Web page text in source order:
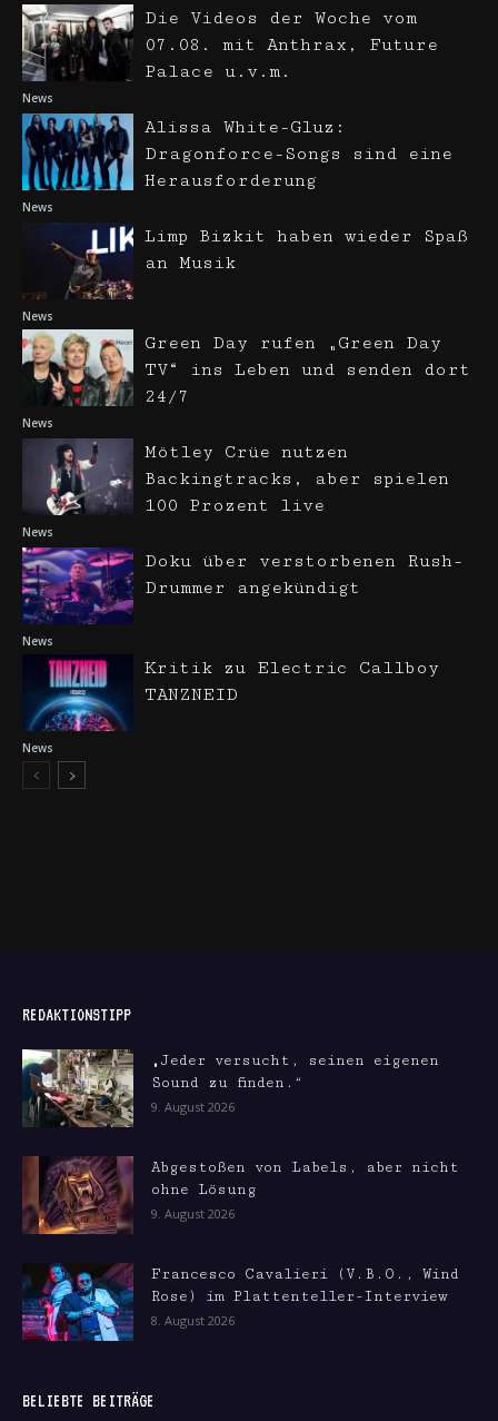
News
Die Videos der Woche vom
07.08. mit Anthrax, Future
Palace u.v.m.
News
Alissa White-Gluz:
Dragonforce-Songs sind eine
Herausforderung
News
Limp Bizkit haben wieder Spaß
an Musik
News
Green Day rufen „Green Day
TV“ ins Leben und senden dort
24/7
News
Mötley Crüe nutzen
Backingtracks, aber spielen
100 Prozent live
News
Doku über verstorbenen Rush-
Drummer angekündigt
News
Kritik zu Electric Callboy
TANZNEID
REDAKTIONSTIPP
„Jeder versucht, seinen eigenen
Sound zu finden.“
9. August 2026
Abgestoßen von Labels, aber nicht
ohne Lösung
9. August 2026
Francesco Cavalieri (V.B.O., Wind
Rose) im Plattenteller-Interview
8. August 2026
BELIEBTE BEITRÄGE